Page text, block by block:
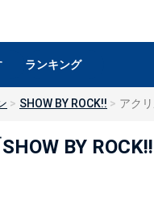
ランキング
SHOW BY ROCK!! アク
BY